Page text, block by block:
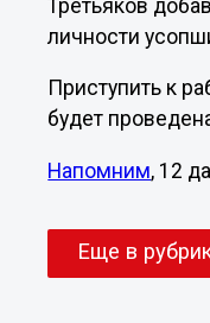
Третьяков
личности
Приступить к
будет
Напомним, 12
Еще в